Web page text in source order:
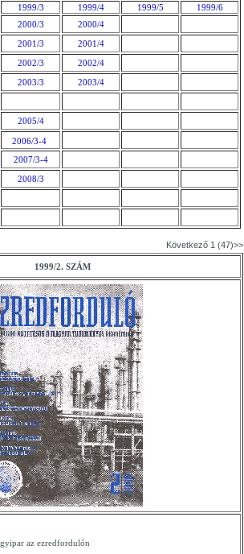
1999/3 1999/4 1999/5
1999/6
2000/3
2000/4
2001/3
2001/4
2002/3
2002/4
2003/3
2003/4
2005/4
2006/3-4
2007/3-4
2008/3
Következő 1 (47)>>
1999/2. SZÁM
az ezredfordulón